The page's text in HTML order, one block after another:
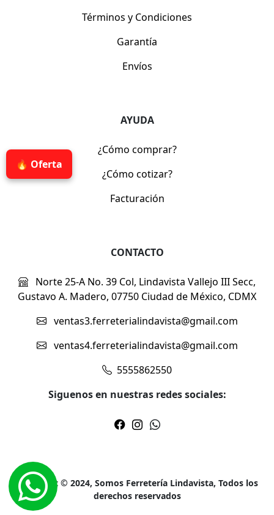
🔥 Oferta
Términos y Condiciones
Garantía
Envíos
AYUDA
¿Cómo comprar?
¿Cómo cotizar?
Facturación
CONTACTO
Norte 25-A No. 39 Col, Lindavista Vallejo III Secc,
Gustavo A. Madero, 07750 Ciudad de México, CDMX
ventas3.ferreterialindavista@gmail.com
ventas4.ferreterialindavista@gmail.com
5555862550
Siguenos en nuestras redes sociales:
Copyright © 2024, Somos Ferretería Lindavista, Todos los
derechos reservados